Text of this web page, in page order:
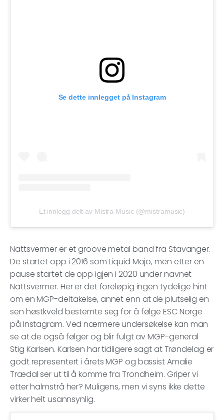
Se dette innlegget på Instagram
Et innlegg delt av Mistra Music (@mistramusic)
Nattsvermer er et groove metal band fra Stavanger.
De startet opp i 2016 som Liquid Mojo, men etter en
pause startet de opp igjen i 2020 under navnet
Nattsvermer. Her er det foreløpig ingen tydelige hint
om en MGP-deltakelse, annet enn at de plutselig en
sen høstkveld bestemte seg for å følge ESC Norge
på Instagram. Ved nærmere undersøkelse kan man
se at de også følger og blir fulgt av MGP-general
Stig Karlsen. Karlsen har tidligere sagt at Trøndelag er
godt representert i årets MGP og bassist Amalie
Trædal ser ut til å komme fra Trondheim. Griper vi
etter halmstrå her? Muligens, men vi syns ikke dette
virker helt usannsynlig.